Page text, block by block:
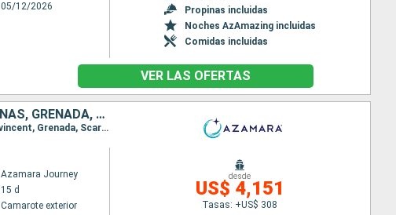
05/12/2026
Propinas incluidas
Noches AzAmazing incluidas
Comidas incluidas
VER LAS OFERTAS
PUERTO RICO, ANTIGUA Y BARBUDA, SAN VINCENT Y LAS GRANADINAS, GRENADA, TRINIDAD Y TOBAGO, BARBADOS, SANTA LUCIA, DOMINICA, SAN MARTÍN, FRANCIA
Itinerario : San Juan, Virgin Gorda, Antigua, Saint-Pierre (Martinique), Port Elisabeth st vincent, Grenada, Scarborough, Bridgetown, Castries, Roseau, Basseterre (St Kitts), Charlestown, Philipsburg, Gustavia, San Juan
Azamara Journey
15 d
Camarote exterior
desde
US$ 4,151
Tasas: +US$ 308